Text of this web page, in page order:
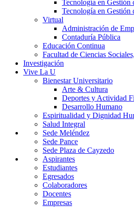
Tecnología en Gestión
Tecnología en Gestión
Virtual
Administración de
Contaduría Pública
Educación Continua
Facultad de Ciencias
Investigación
Vive La U
Bienestar Universitario
Arte & Cultura
Deportes y Actividad
Desarrollo Humano
Espiritualidad y Dignidad
Salud Integral
Sede Meléndez
Sede Pance
Sede Plaza de Cayzedo
Aspirantes
Estudiantes
Egresados
Colaboradores
Docentes
Empresas